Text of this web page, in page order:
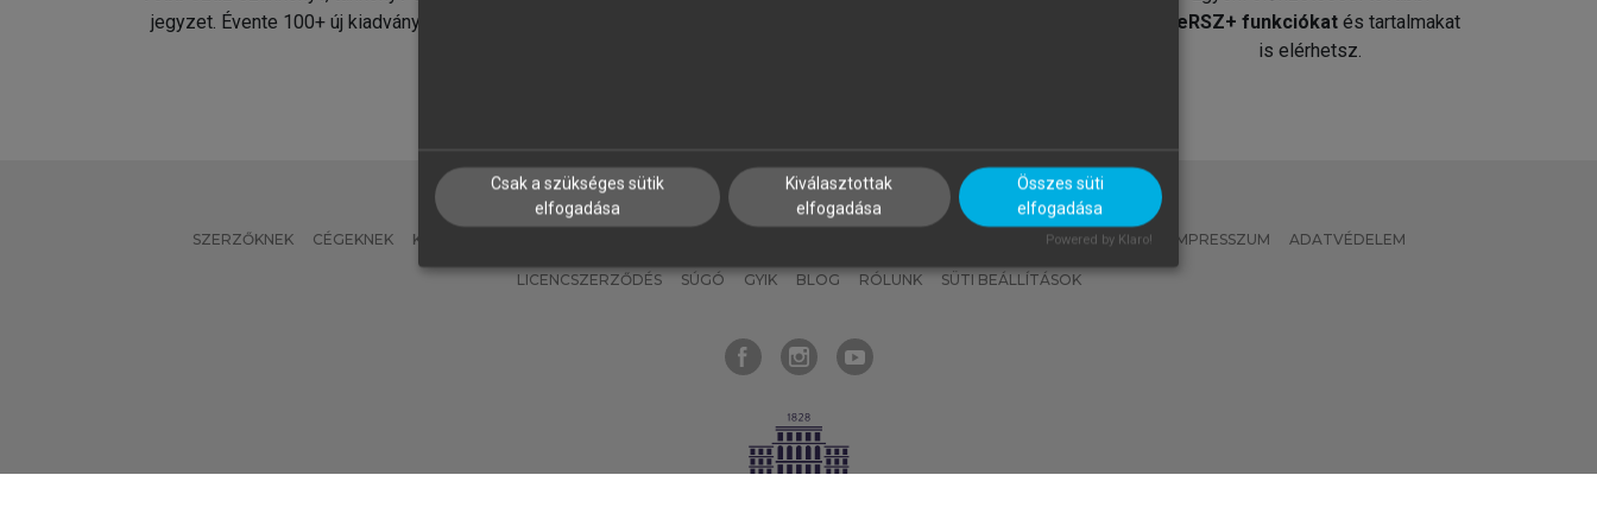
jegyzet. Évente 100+ új kiadvány.
MeRSZ+ funkciókat és tartalmakat
is elérhetsz.
SZERZŐKNEK CÉGEKNEK KÖNYVTÁROSOKNAK MI – ÁLTALÁNOS IRÁNYELVEK IMPRESSZUM ADATVÉDELEM
LICENCSZERZŐDÉS SÚGÓ GYIK BLOG RÓLUNK SÜTI BEÁLLÍTÁSOK
Csak a szükséges sütik
elfogadása
Kiválasztottak
elfogadása
Összes süti
elfogadása
Powered by Klaro!